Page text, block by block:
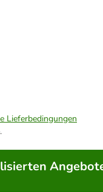
Lieferbedingungen